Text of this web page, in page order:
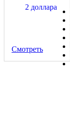
Смотреть